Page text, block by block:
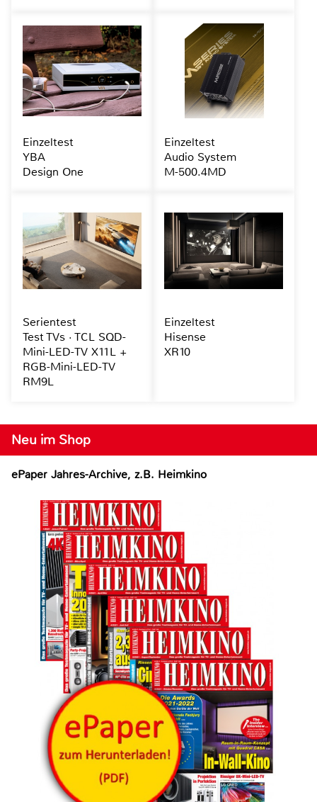
Neu im Shop
ePaper Jahres-Archive, z.B. Heimkino
Einzeltest
YBA
Design One
Einzeltest
Audio System
M-500.4MD
Serientest
Test TVs · TCL SQD-
Mini-LED-TV X11L +
RGB-Mini-LED-TV
RM9L
Einzeltest
Hisense
XR10